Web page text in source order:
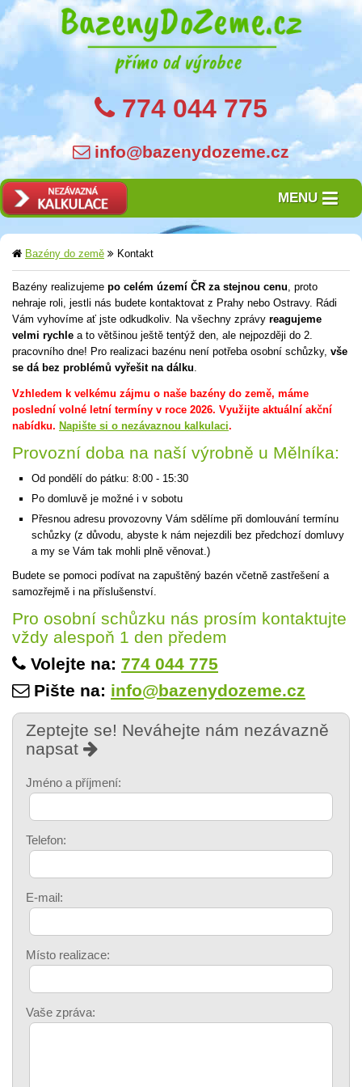
774 044 775
info@bazenydozeme.cz
MENU
Bazény do země Kontakt
Bazény realizujeme po celém území ČR za stejnou cenu, proto
nehraje roli, jestli nás budete kontaktovat z Prahy nebo Ostravy. Rádi
Vám vyhovíme ať jste odkudkoliv. Na všechny zprávy reagujeme
velmi rychle a to většinou ještě tentýž den, ale nejpozději do 2.
pracovního dne! Pro realizaci bazénu není potřeba osobní schůzky, vše
se dá bez problémů vyřešit na dálku.
Vzhledem k velkému zájmu o naše bazény do země, máme
poslední volné letní termíny v roce 2026. Využijte aktuální akční
nabídku. Napište si o nezávaznou kalkulaci.
Provozní doba na naší výrobně u Mělníka:
Od pondělí do pátku: 8:00 - 15:30
Po domluvě je možné i v sobotu
Přesnou adresu provozovny Vám sdělíme při domlouvání termínu
schůzky (z důvodu, abyste k nám nejezdili bez předchozí domluvy
a my se Vám tak mohli plně věnovat.)
Budete se pomoci podívat na zapuštěný bazén včetně zastřešení a
samozřejmě i na příslušenství.
Pro osobní schůzku nás prosím kontaktujte
vždy alespoň 1 den předem
Volejte na: 774 044 775
Pište na: info@bazenydozeme.cz
Zeptejte se! Neváhejte nám nezávazně
napsat
Jméno a příjmení:
Telefon:
E-mail:
Místo realizace:
Vaše zpráva: